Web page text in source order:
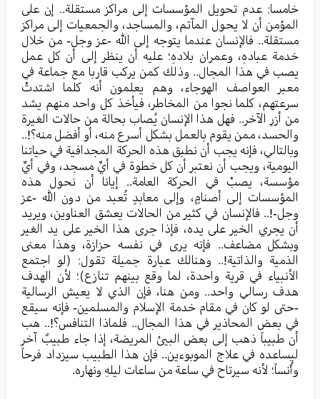
خامسا: عدم تحويل المؤسسات إلى مراكز مستقلة.. إن على
المؤمن أن لا يحول المآتم، والمساجد، والجمعيات إلى مراكز
مستقلة.. فالإنسان عندما يتوجه إلى الله -عز وجل- من خلال
خدمة عبادهِ، وعمران بلادهِ؛ عليه أن ينظر إلى أن كل عمل
يصب في هذا المجال.. وذلك كمن يركب قاربا مع جماعة في
معبر العواصف الهوجاء، وهم يعلمون أنه كلما اشتدتْ
سرعتهم، كلما نجوا من المخاطر، فيأخذ كل واحد منهم يشد
من أزرِ الآخر.. فهل هذا الإنسان يُصاب بحالة من حالات الغيرة
والحسد، ممن يقوم بالعمل بشكل أسرع منه، أو أفضل منه؟!..
وبالتالي، فإنه يجب أن نطبق هذه الحركة المجدافية في حياتنا
اليومية، ويجب أن نعتبر أن كل خطوة في أيِّ مسجد، وفي أيِّ
مؤسسة، يصبْ في الحركة العامة.. إيانا أن نحول هذه
المؤسسات إلى أصنامٍ، وإلى معابدٍ تُعبد من دون الله -عز
وجل-!.. فالإنسان في كثير من الحالات يعشق العناوين، ويريد
أن يجري الخير على يده، فإذا جرى هذا الخير على يد الغير
وبشكل مضاعف.. فإنه يرى في نفسه حزازة، وهذا معنى
الذمية والذاتية!.. وهنالك عبارة جميلة تقول: (لو اجتمع
الأنبياء في قرية واحدة، لما وقع بينهم تنازع)؛ لأن الهدف
هدف رسالي واحد.. ومن هنا، فإن الذي لا يعيش الرسالية
-حتى لو كان في مقام خدمة الإسلام والمسلمين- فإنه سيقع
في بعض المحاذير في هذا المجال.. فلماذا التنافس؟!.. هب
أن طبيباً ذهب إلى بعض البيئ المريضة، إذا جاء طبيبٌ آخر
ليساعده في علاج الموبوءين.. فإن هذا الطبيب سيزداد فرحاً
وأُنساً؛ لأنه سيرتاح في ساعة من ساعات ليلهِ ونهاره.